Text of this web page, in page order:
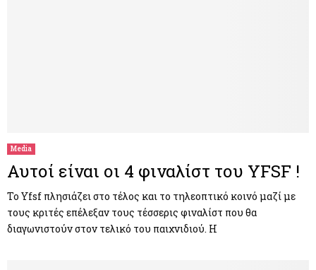
Media
Αυτοί είναι οι 4 φιναλίστ του YFSF !
To Yfsf πλησιάζει στο τέλος και το τηλεοπτικό κοινό μαζί με
τους κριτές επέλεξαν τους τέσσερις φιναλίστ που θα
διαγωνιστούν στον τελικό του παιχνιδιού. Η